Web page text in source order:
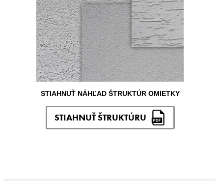
STIAHNUŤ NÁHĽAD ŠTRUKTÚR OMIETKY
STIAHNUŤ ŠTRUKTÚRU